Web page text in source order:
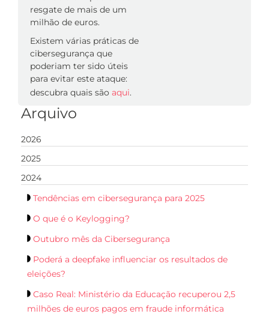
resgate de mais de um
milhão de euros.
Existem várias práticas de
cibersegurança que
poderiam ter sido úteis
para evitar este ataque:
descubra quais são aqui.
Arquivo
2026
2025
2024
Tendências em cibersegurança para 2025
O que é o Keylogging?
Outubro mês da Cibersegurança
Poderá a deepfake influenciar os resultados de
eleições?
Caso Real: Ministério da Educação recuperou 2,5
milhões de euros pagos em fraude informática